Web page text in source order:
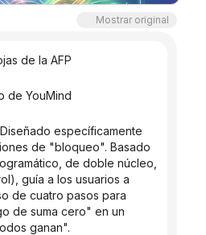
Mostrar original
de la AFP
de YouMind
de "bloqueo". Basado
de doble núcleo,
guía a los usuarios a
de cuatro pasos para
de suma cero" en un
ganan".